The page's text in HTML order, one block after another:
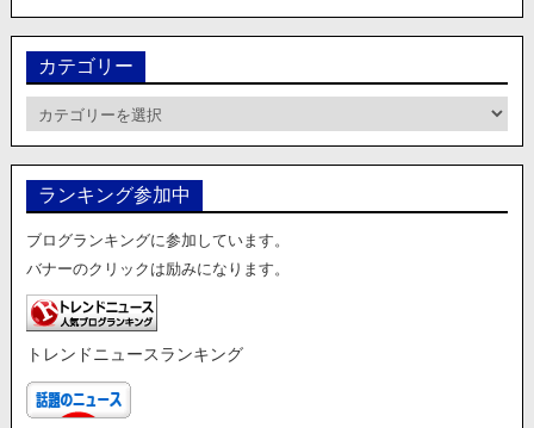
カテゴリー
テ
リ
ランキング参加中
ブログランキングに参加しています。
バナーのクリックは励みになります。
トレンドニュースランキング